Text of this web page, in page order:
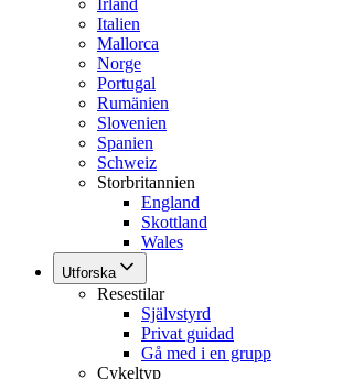
Irland
Italien
Mallorca
Norge
Portugal
Rumänien
Slovenien
Spanien
Schweiz
Storbritannien
England
Skottland
Wales
Utforska
Resestilar
Självstyrd
Privat guidad
Gå med i en grupp
Cykeltyp